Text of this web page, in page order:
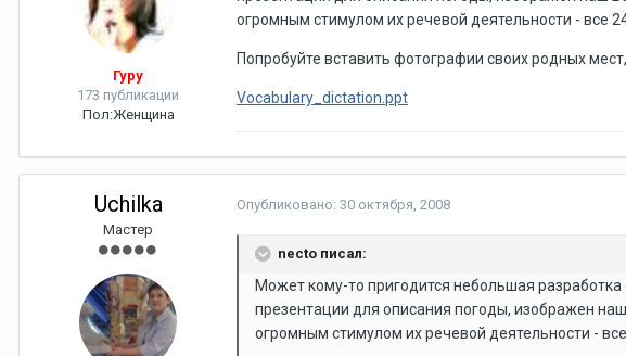
Гуру
173 публикации
Пол:Женщина
огромным стимулом их речевой деятельности - все
Попробуйте вставить фотографии своих родных
Vocabulary_dictation.ppt
Uchilka
Мастер
Опубликовано: 30 октября, 2008
necto писал:
Может кому-то пригодится небольшая
презентации для описания погоды, изображен
огромным стимулом их речевой деятельности -